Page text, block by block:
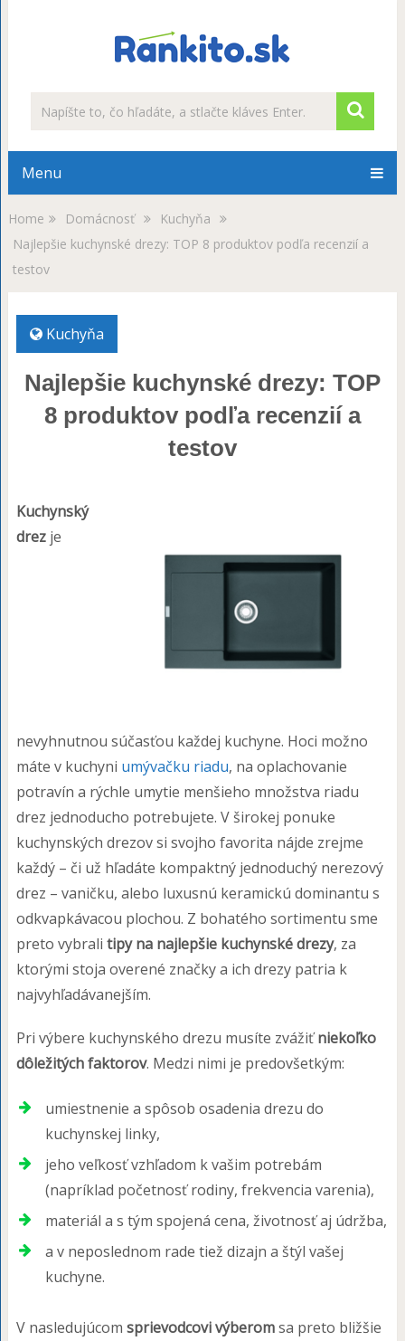
Menu
Home Domácnosť
Kuchyňa
Najlepšie kuchynské drezy: TOP 8 produktov podľa recenzií a
testov
Kuchyňa
Najlepšie kuchynské drezy: TOP
8 produktov podľa recenzií a
testov
Kuchynský
drezje
nevyhnutnou súčasťou každej kuchyne. Hoci možno
máte v kuchyni umývačku riadu, na oplachovanie
potravín a rýchle umytie menšieho množstva riadu
drez jednoducho potrebujete. V širokej ponuke
kuchynských drezov si svojho favorita nájde zrejme
každý – či už hľadáte kompaktný jednoduchý nerezový
drez – vaničku, alebo luxusnú keramickú dominantu s
odkvapkávacou plochou. Z bohatého sortimentu sme
preto vybrali tipy na najlepšie kuchynské drezy, za
ktorými stoja overené značky a ich drezy patria k
najvyhľadávanejším.
Pri výbere kuchynského drezu musíte zvážiťniekoľko
dôležitých faktorov. Medzi nimi je predovšetkým:
umiestnenie a spôsob osadenia drezu do
kuchynskej linky,
jeho veľkosť vzhľadom k vašim potrebám
(napríklad početnosť rodiny, frekvencia varenia),
materiál a s tým spojená cena, životnosť aj údržba,
a v neposlednom rade tiež dizajn a štýl vašej
kuchyne.
V nasledujúcom sprievodcovi výberomsa preto bližšie